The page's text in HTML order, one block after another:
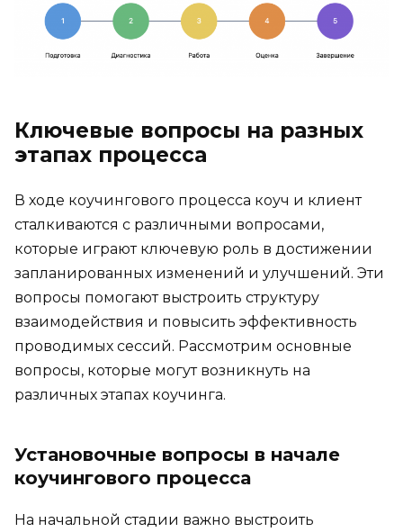
Ключевые вопросы на разных
этапах процесса
В ходе коучингового процесса коуч и клиент
сталкиваются с различными вопросами,
которые играют ключевую роль в достижении
запланированных изменений и улучшений. Эти
вопросы помогают выстроить структуру
взаимодействия и повысить эффективность
проводимых сессий. Рассмотрим основные
вопросы, которые могут возникнуть на
различных этапах коучинга.
Установочные вопросы в начале
коучингового процесса
На начальной стадии важно выстроить